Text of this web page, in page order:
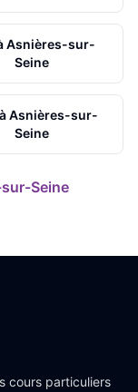
Asnières-sur-
Seine
àAsnières-sur-
Seine
Seine
cours particuliers